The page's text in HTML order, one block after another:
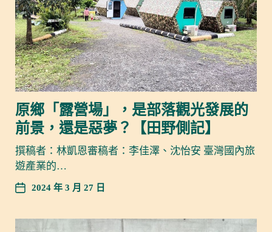
原鄉「露營場」，是部落觀光發展的
前景，還是惡夢？【田野側記】
撰稿者：林凱恩審稿者：李佳澤、沈怡安 臺灣國內旅
遊產業的…
2024 年 3 月 27 日